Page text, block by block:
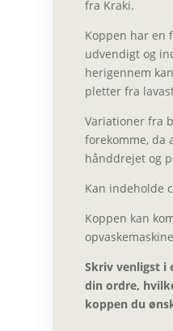
fra Kraki.
Koppen har en
udvendigt og
herigennem
pletter fra
Variationer fra
forekomme, da
hånddrejet og
Kan indeholde
Koppen kan
Skriv venligst i
din ordre,
koppen du